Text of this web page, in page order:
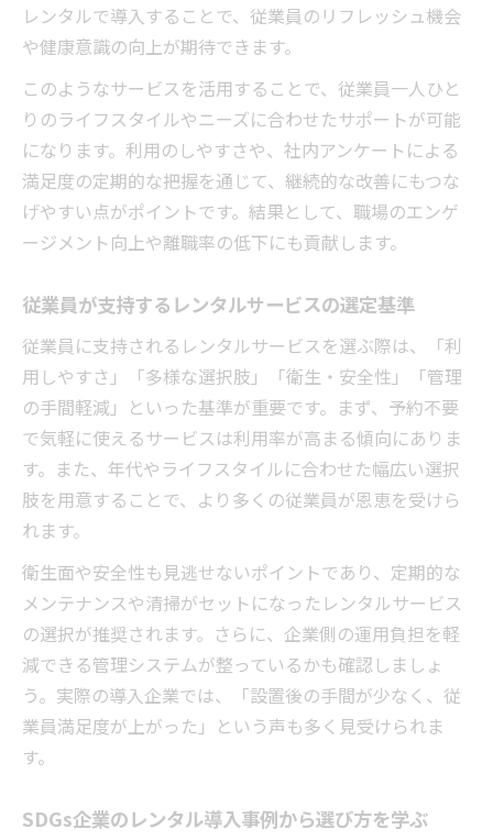
レンタルで導入することで、従業員のリフレッシュ機会
や健康意識の向上が期待できます。
このようなサービスを活用することで、従業員一人ひと
りのライフスタイルやニーズに合わせたサポートが可能
になります。利用のしやすさや、社内アンケートによる
満足度の定期的な把握を通じて、継続的な改善にもつな
げやすい点がポイントです。結果として、職場のエンゲ
ージメント向上や離職率の低下にも貢献します。
従業員が支持するレンタルサービスの選定基準
従業員に支持されるレンタルサービスを選ぶ際は、「利
用しやすさ」「多様な選択肢」「衛生・安全性」「管理
の手間軽減」といった基準が重要です。まず、予約不要
で気軽に使えるサービスは利用率が高まる傾向にありま
す。また、年代やライフスタイルに合わせた幅広い選択
肢を用意することで、より多くの従業員が恩恵を受けら
れます。
衛生面や安全性も見逃せないポイントであり、定期的な
メンテナンスや清掃がセットになったレンタルサービス
の選択が推奨されます。さらに、企業側の運用負担を軽
減できる管理システムが整っているかも確認しましょ
う。実際の導入企業では、「設置後の手間が少なく、従
業員満足度が上がった」という声も多く見受けられま
す。
SDGs企業のレンタル導入事例から選び方を学ぶ